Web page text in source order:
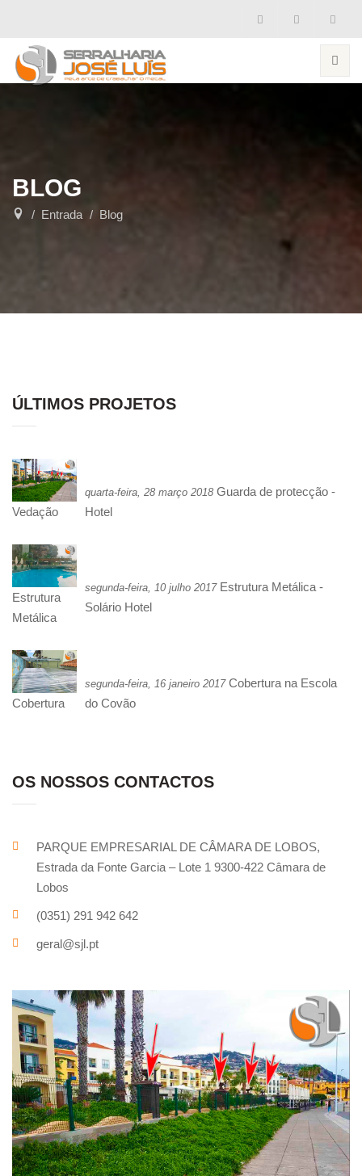
BLOG
Entrada Blog
ÚLTIMOS PROJETOS
Vedação
quarta-feira, 28 março 2018 Guarda de protecção -
Hotel
Estrutura
Metálica
segunda-feira, 10 julho 2017 Estrutura Metálica -
Solário Hotel
Cobertura
segunda-feira, 16 janeiro 2017 Cobertura na Escola
do Covão
OS NOSSOS CONTACTOS
PARQUE EMPRESARIAL DE CÂMARA DE LOBOS,
Estrada da Fonte Garcia – Lote 1 9300-422 Câmara de
Lobos
(0351) 291 942 642
geral@sjl.pt